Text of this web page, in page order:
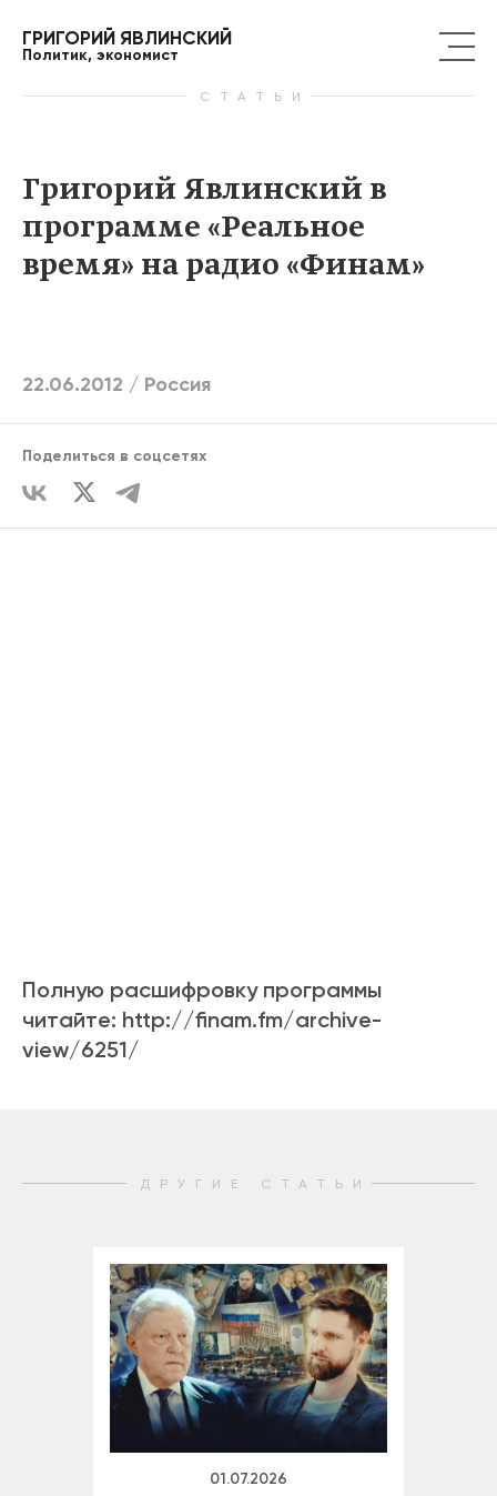
ГРИГОРИЙ ЯВЛИНСКИЙ
Политик, экономист
СТАТЬИ
Григорий Явлинский в
программе «Реальное
время» на радио «Финам»
22.06.2012 / Россия
Поделиться в соцсетях
Полную расшифровку программы
читайте: http://finam.fm/archive-
view/6251/
ДРУГИЕ СТАТЬИ
01.07.2026